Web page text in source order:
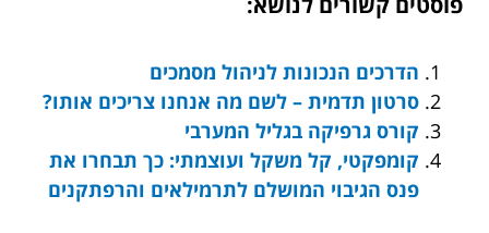
הדרכים הנכונות לניהול מסמכים
סרטון תדמית – לשם מה אנחנו צריכים אותו?
קורס גרפיקה בגליל המערבי
קומפקטי, קל משקל ועוצמתי: כך תבחרו את
פנס הגיבוי המושלם לתרמילאים והרפתקנים